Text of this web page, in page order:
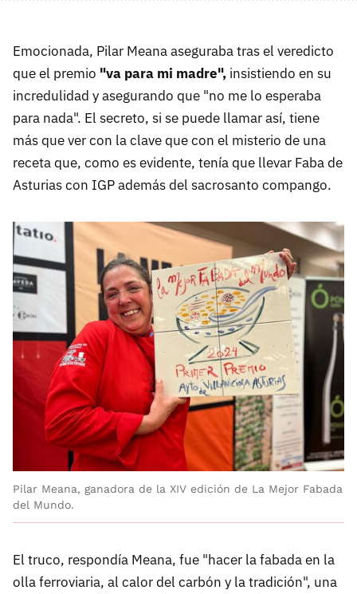
Emocionada, Pilar Meana aseguraba tras el veredicto
que el premio "va para mi madre", insistiendo en su
incredulidad y asegurando que "no me lo esperaba
para nada". El secreto, si se puede llamar así, tiene
más que ver con la clave que con el misterio de una
receta que, como es evidente, tenía que llevar Faba de
Asturias con IGP además del sacrosanto compango.
Pilar Meana, ganadora de la XIV edición de La Mejor Fabada
del Mundo.
El truco, respondía Meana, fue "hacer la fabada en la
olla ferroviaria, al calor del carbón y la tradición", una